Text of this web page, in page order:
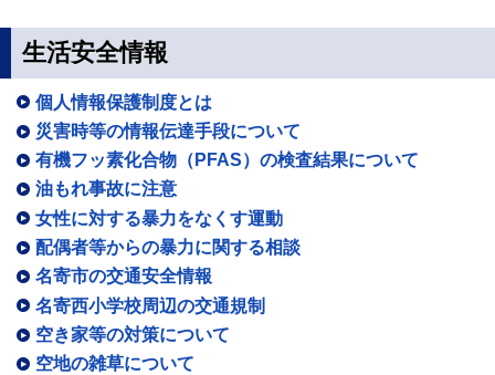
生活安全情報
個人情報保護制度とは
災害時等の情報伝達手段について
有機フッ素化合物（PFAS）の検査結果について
油もれ事故に注意
女性に対する暴力をなくす運動
配偶者等からの暴力に関する相談
名寄市の交通安全情報
名寄西小学校周辺の交通規制
空き家等の対策について
空地の雑草について